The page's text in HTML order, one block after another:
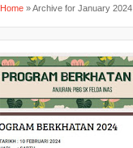
Home »Archive for January 2024